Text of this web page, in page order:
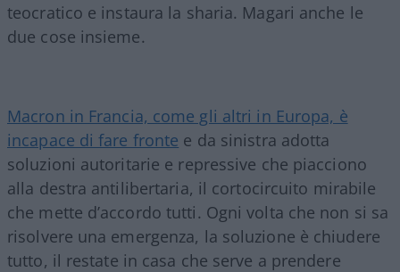
teocratico e instaura la sharia. Magari anche le
due cose insieme.
Macron in Francia, come gli altri in Europa, è
incapace di fare fronte e da sinistra adotta
soluzioni autoritarie e repressive che piacciono
alla destra antilibertaria, il cortocircuito mirabile
che mette d’accordo tutti. Ogni volta che non si sa
risolvere una emergenza, la soluzione è chiudere
tutto, il restate in casa che serve a prendere